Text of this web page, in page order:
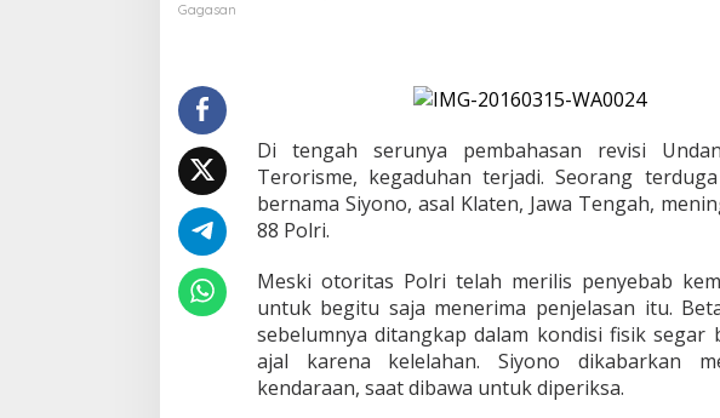
e
g
a
r
n
g
a
n
e
Gagasan
Di tengah serunya pembahasan revisi
Terorisme, kegaduhan terjadi. Seorang
bernama Siyono, asal Klaten, Jawa Tengah,
88 Polri.
Meski otoritas Polri telah merilis penyebab
untuk begitu saja menerima penjelasan itu.
sebelumnya ditangkap dalam kondisi fisik
ajal karena kelelahan. Siyono dikabarkan
kendaraan, saat dibawa untuk diperiksa.